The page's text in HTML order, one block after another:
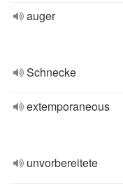
auger
Schnecke
extemporaneous
unvorbereitete